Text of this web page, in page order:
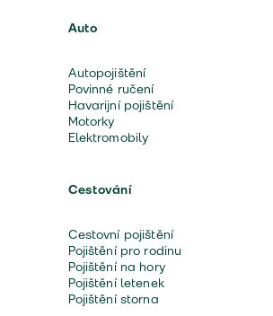
Auto
Autopojištění
Povinné ručení
Havarijní pojištění
Motorky
Elektromobily
Cestování
Cestovní pojištění
Pojištění pro rodinu
Pojištění na hory
Pojištění letenek
Pojištění storna